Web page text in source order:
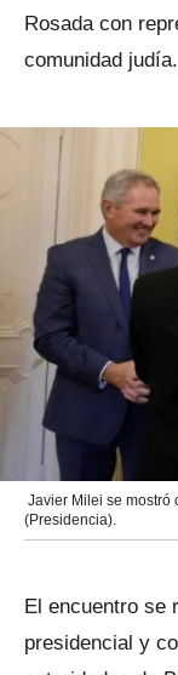
Rosada con
comunidad judía.
Javier Milei se mostró
(Presidencia).
El encuentro se
presidencial y